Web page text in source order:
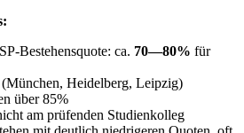
Bestehensquote: ca. 70—80% für
Heidelberg, Leipzig)
über 85%
am prüfenden Studienkolleg